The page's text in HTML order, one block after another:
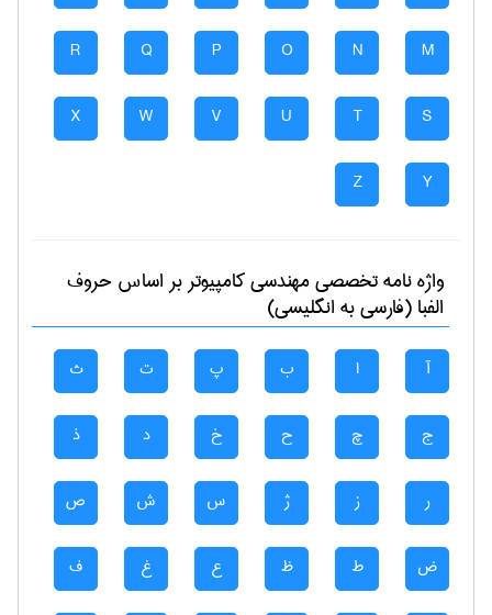
M
N
O
P
Q
R
S
T
U
V
W
X
Y
Z
واژه نامه تخصصیمهندسی كامپيوتربر اساس حروف
الفبا (فارسی به انگلیسی)
آ ا ب پ ت ث
ج چ ح خ د ذ
ر ز ژ س ش ص
ض ط ظ ع غ ف